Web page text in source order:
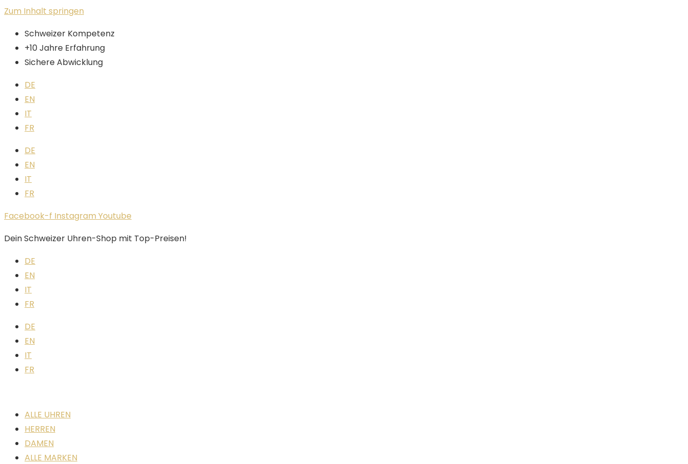
Zum Inhalt springen
Schweizer Kompetenz
+10 Jahre Erfahrung
Sichere Abwicklung
DE
EN
IT
FR
DE
EN
IT
FR
Facebook-f Instagram Youtube
Dein Schweizer Uhren-Shop mit Top-Preisen!
DE
EN
IT
FR
DE
EN
IT
FR
ALLE UHREN
HERREN
DAMEN
ALLE MARKEN